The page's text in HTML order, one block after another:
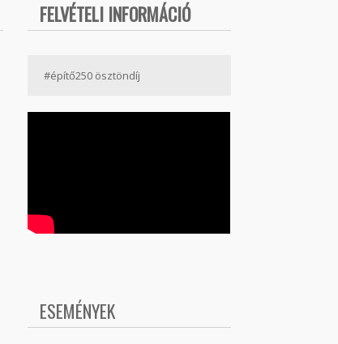
FELVÉTELI INFORMÁCIÓ
#építő250 ösztöndíj
ESEMÉNYEK